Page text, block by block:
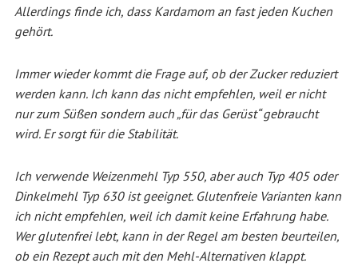
Allerdings finde ich, dass Kardamom an fast jeden Kuchen
gehört.
Immer wieder kommt die Frage auf, ob der Zucker reduziert
werden kann. Ich kann das nicht empfehlen, weil er nicht
nur zum Süßen sondern auch „für das Gerüst“ gebraucht
wird. Er sorgt für die Stabilität.
Ich verwende Weizenmehl Typ 550, aber auch Typ 405 oder
Dinkelmehl Typ 630 ist geeignet. Glutenfreie Varianten kann
ich nicht empfehlen, weil ich damit keine Erfahrung habe.
Wer glutenfrei lebt, kann in der Regel am besten beurteilen,
ob ein Rezept auch mit den Mehl-Alternativen klappt.